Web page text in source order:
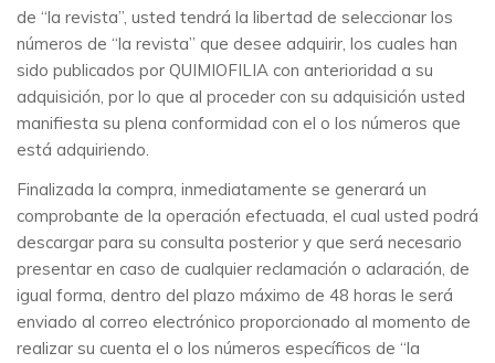
de “la revista”, usted tendrá la libertad de seleccionar los
números de “la revista” que desee adquirir, los cuales han
sido publicados por QUIMIOFILIA con anterioridad a su
adquisición, por lo que al proceder con su adquisición usted
manifiesta su plena conformidad con el o los números que
está adquiriendo.
Finalizada la compra, inmediatamente se generará un
comprobante de la operación efectuada, el cual usted podrá
descargar para su consulta posterior y que será necesario
presentar en caso de cualquier reclamación o aclaración, de
igual forma, dentro del plazo máximo de 48 horas le será
enviado al correo electrónico proporcionado al momento de
realizar su cuenta el o los números específicos de “la